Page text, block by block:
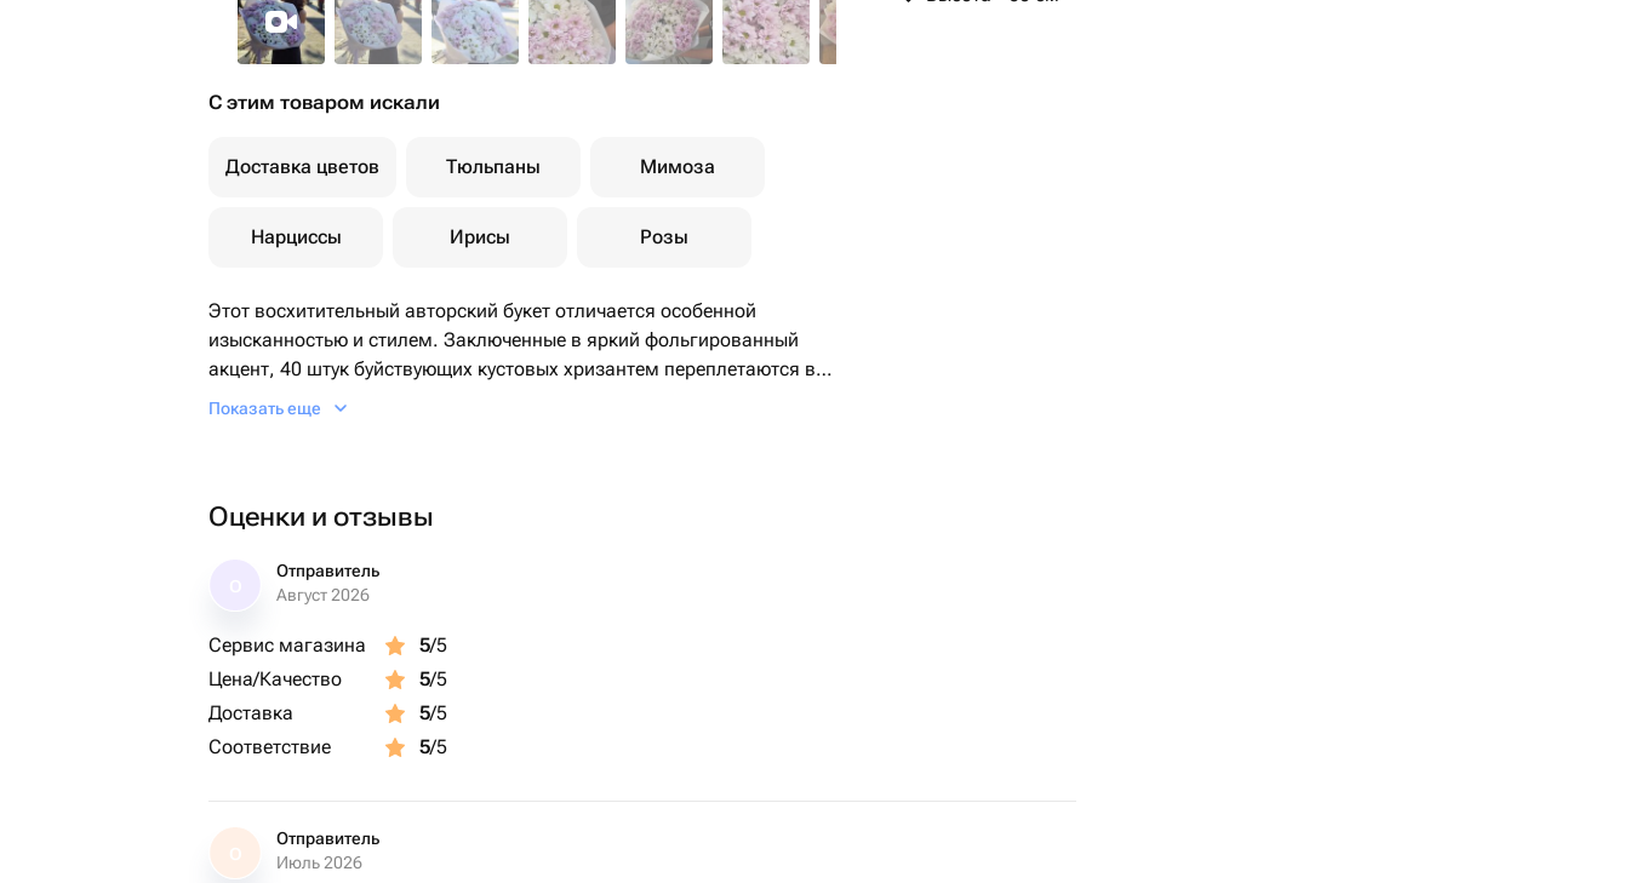
С этим товаром искали
Доставка цветов Тюльпаны Мимоза
Нарциссы Ирисы Розы
Этот восхитительный авторский букет отличается особенной
изысканностью и стилем. Заключенные в яркий фольгированный
акцент, 40 штук буйствующих кустовых хризантем переплетаются в
таинственный цветочный калейдоскоп, создавая настроение праздника
Показать еще
Оценки и отзывы
Отправитель
Август 2026
Сервис магазина 5/5
Цена/Качество
5/5
Доставка
5/5
Соответствие
5/5
О
Отправитель
Июль 2026